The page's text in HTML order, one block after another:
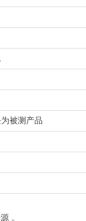
被测产品
。